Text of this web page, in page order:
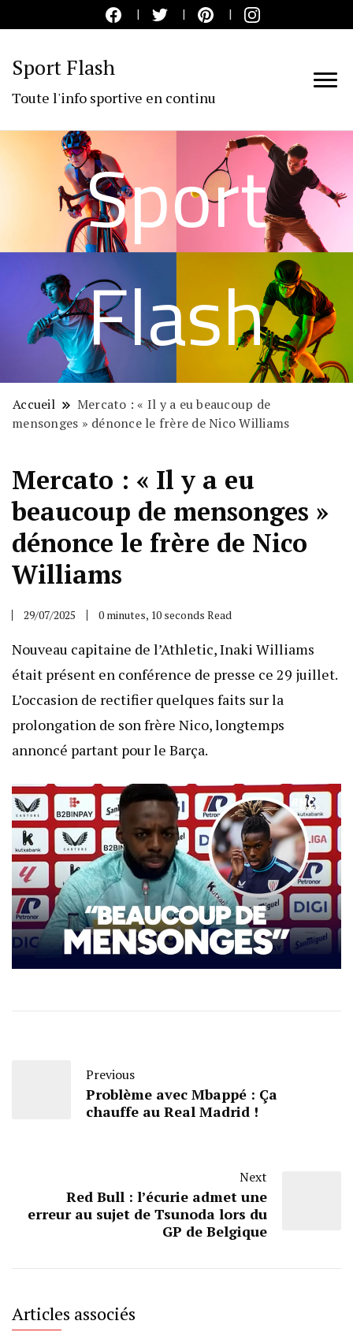
Sport Flash
Toute l'info sportive en continu
Sport
Flash
Accueil
Mercato : « Il y a eu beaucoup de
mensonges » dénonce le frère de Nico Williams
Mercato : « Il y a eu
beaucoup de mensonges »
dénonce le frère de Nico
Williams
29/07/2025 0 minutes, 10 seconds Read
Nouveau capitaine de l’Athletic, Inaki Williams
était présent en conférence de presse ce 29 juillet.
L’occasion de rectifier quelques faits sur la
prolongation de son frère Nico, longtemps
annoncé partant pour le Barça.
Previous
Problème avec Mbappé : Ça
chauffe au Real Madrid !
Next
Red Bull : l’écurie admet une
erreur au sujet de Tsunoda lors du
GP de Belgique
Articles associés